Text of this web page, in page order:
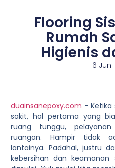
Flooring
Rumah
Higienis
6 Juni
duainsanepoxy.com –
sakit, hal pertama yang
ruang tunggu,
ruangan. Hampir tidak
lantainya. Padahal, justru
kebersihan dan keamanan